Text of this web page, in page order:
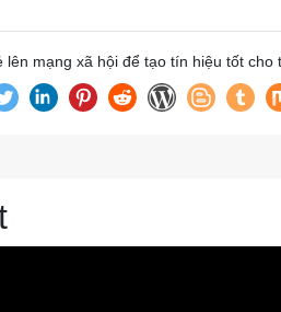
lên mạng xã hội để tạo tín hiệu tốt cho